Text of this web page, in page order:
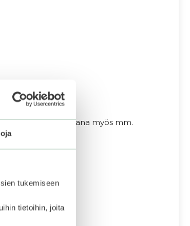
tukemiseen
tietoihin, joita
on mukana myös mm.